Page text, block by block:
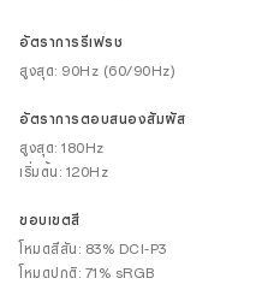
อัตราการรีเฟรช
สูงสุด: 90Hz (60/90Hz)
อัตราการตอบสนองสัมผัส
สูงสุด: 180Hz
เริ่มต้น: 120Hz
ขอบเขตสี
โหมดสีสัน: 83% DCI-P3
โหมดปกติ: 71% sRGB